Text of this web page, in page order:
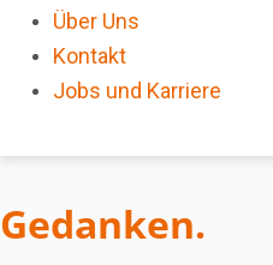
Über Uns
Kontakt
Jobs und Karriere
Gedanken.